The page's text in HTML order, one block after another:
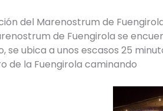
del Marenostrum de
de Fuengirola se
se ubica a unos escasos 25
de la Fuengirola caminando